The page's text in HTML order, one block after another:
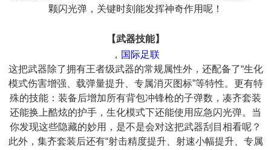
颗闪光弹，关键时刻能发挥神奇作用呢！
【武器技能】
， 国际足联
这把武器除了拥有王者级武器的常规属性外，还配备了“生化
模式伤害增强、载弹量提升、专属消灭图标”等特性。更有特
殊的技能：装备后增加所有背包冲锋枪的子弹数，凑齐套装
还能换上酷炫的护手，生化模式下还能使用应急闪光弹。当
你发现这些隐藏的妙用，是不是会对这把武器刮目相看呢？
此外，集齐套装后还有“射击精度提升、射速小幅提升、专属